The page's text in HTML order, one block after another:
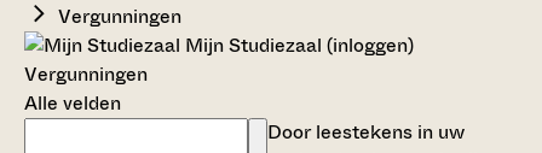
Vergunningen
Mijn Studiezaal (inloggen)
Vergunningen
Alle velden
Door leestekens in uw